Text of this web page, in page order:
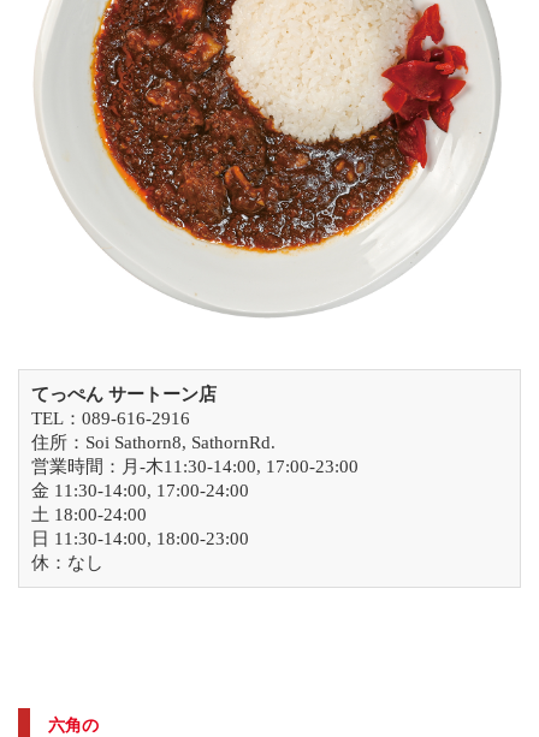
てっぺん サートーン店
TEL：089-616-2916
住所：Soi Sathorn8, SathornRd.
営業時間：月-木11:30-14:00, 17:00-23:00
金 11:30-14:00, 17:00-24:00
土 18:00-24:00
日 11:30-14:00, 18:00-23:00
休：なし
六角の